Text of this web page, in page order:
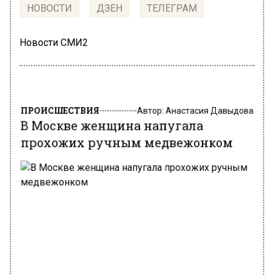
НОВОСТИ ДЗЕН ТЕЛЕГРАМ
Новости СМИ2
ПРОИСШЕСТВИЯ Автор: Анастасия Давыдова
В Москве женщина напугала
прохожих ручным медвежонком